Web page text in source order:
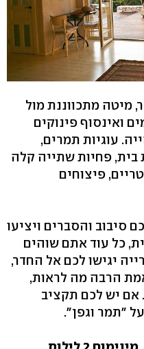
מיטה מתכווננת מול
ואינסוף פינוקים
עוגיות תמרים,
בית, פחיות שתייה קלה
פיצוחים
סיבוב והסברים ויציעו
כל עוד אתם שוהים
יגישו לכם אל החדר,
הרבה מה לראות,
יש לכם תקציב
"תמר וגפן".